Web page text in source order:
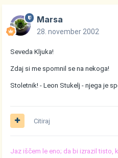
Marsa
28. november 2002
Seveda Kljuka!
Zdaj si me spomnil se na nekoga!
Stoletnik! - Leon Stukelj - njega je
Citiraj
Jaz iščem le eno; da bi izrazil tisto,